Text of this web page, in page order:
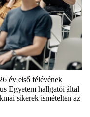
év első félévének
Egyetem hallgatói által
sikerek ismételten az